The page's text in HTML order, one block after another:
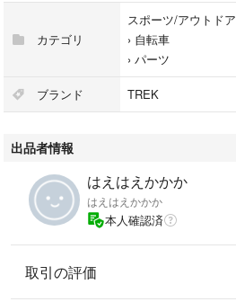
カテゴリ
スポーツ/アウトドア
› 自転車
› パーツ
ブランド TREK
出品者情報
はえはえかかか
はえはえかかか
本人確認済
取引の評価